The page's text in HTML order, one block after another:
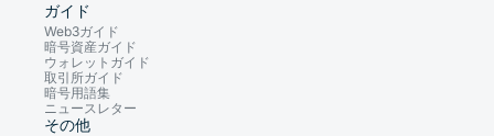
ガイド
Web3ガイド
暗号資産ガイド
ウォレットガイド
取引所ガイド
暗号用語集
ニュースレター
その他